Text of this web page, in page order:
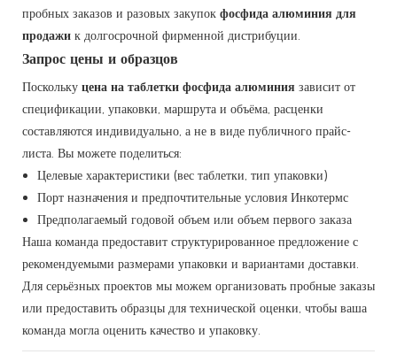
пробных заказов и разовых закупок фосфида алюминия для
продажи к долгосрочной фирменной дистрибуции.
Запрос цены и образцов
Поскольку цена на таблетки фосфида алюминия зависит от
спецификации, упаковки, маршрута и объёма, расценки
составляются индивидуально, а не в виде публичного прайс-
листа. Вы можете поделиться:
Целевые характеристики (вес таблетки, тип упаковки)
Порт назначения и предпочтительные условия Инкотермс
Предполагаемый годовой объем или объем первого заказа
Наша команда предоставит структурированное предложение с
рекомендуемыми размерами упаковки и вариантами доставки.
Для серьёзных проектов мы можем организовать пробные заказы
или предоставить образцы для технической оценки, чтобы ваша
команда могла оценить качество и упаковку.